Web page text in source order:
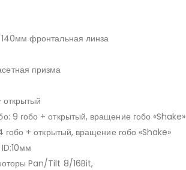
фронтальная линза
призма
открытый
9 гобо + открытый, вращение гобо «Shake»
гобо + открытый, вращение гобо «Shake»
Pan/Tilt 8/16Bit,